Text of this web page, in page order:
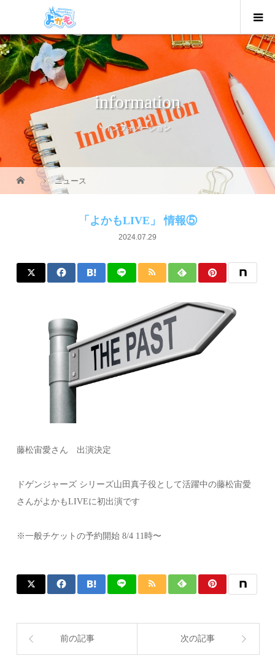
information
インフォメーション
ニュース
「よかもLIVE」 情報⑤
2024.07.29
藤松宙愛さん 出演決定
ドゲンジャーズ シリーズ山田真子役として活躍中の藤松宙愛
さんがよかもLIVEに初出演です
※一般チケットの予約開始 8/4 11時〜
前の記事 次の記事